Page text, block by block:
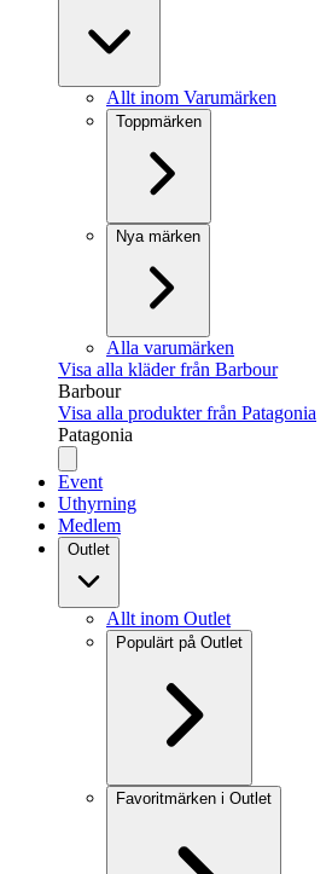
Allt inom Varumärken
Toppmärken
Nya märken
Alla varumärken
Visa alla kläder från Barbour
Barbour
Visa alla produkter från Patagonia
Patagonia
Event
Uthyrning
Medlem
Outlet
Allt inom Outlet
Populärt på Outlet
Favoritmärken i Outlet